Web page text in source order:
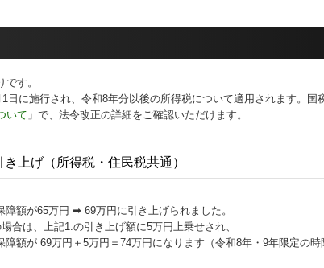
す。
日に施行され、令和8年分以後の所得税について適用されます。国
いて 」で、法令改正の詳細をご確認いただけます。
上げ（所得税・住民税共通）
障額が65万円 ➡ 69万円に引き上げられました。
合は、上記1.の引き上げ額に5万円上乗せされ、
額が 69万円＋5万円＝74万円になります（令和8年・9年限定の時